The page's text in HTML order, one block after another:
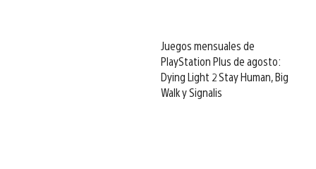
Juegos mensuales de
PlayStation Plus de agosto:
Dying Light 2 Stay Human, Big
Walk y Signalis